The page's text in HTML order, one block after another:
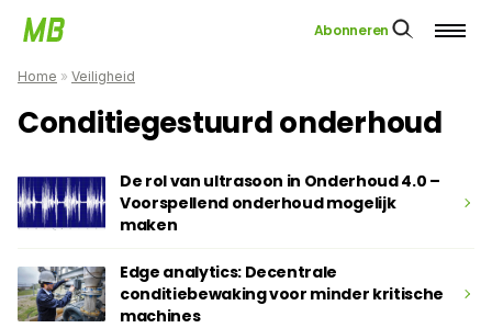
Abonneren
Home » Veiligheid
Conditiegestuurd onderhoud
De rol van ultrasoon in Onderhoud 4.0 –
Voorspellend onderhoud mogelijk
maken
Edge analytics: Decentrale
conditiebewaking voor minder kritische
machines